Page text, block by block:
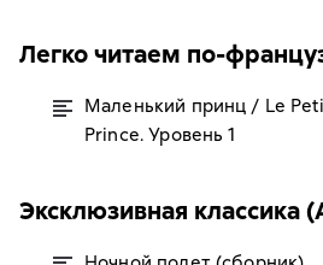
Легко читаем по-
Маленький принц / Le
Prince. Уровень 1
Эксклюзивная классика